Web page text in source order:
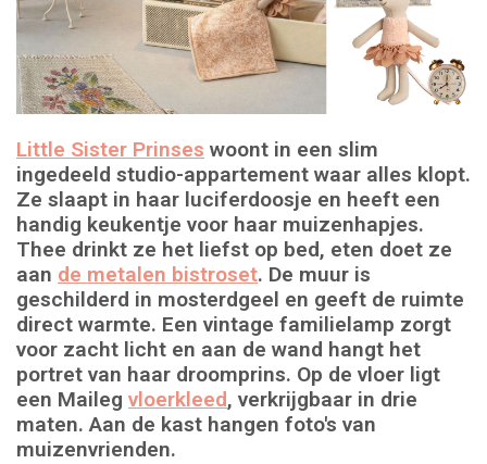
Little Sister Prinses woont in een slim
ingedeeld studio-appartement waar alles klopt.
Ze slaapt in haar luciferdoosje en heeft een
handig keukentje voor haar muizenhapjes.
Thee drinkt ze het liefst op bed, eten doet ze
aan de metalen bistroset. De muur is
geschilderd in mosterdgeel en geeft de ruimte
direct warmte. Een vintage familielamp zorgt
voor zacht licht en aan de wand hangt het
portret van haar droomprins. Op de vloer ligt
een Maileg vloerkleed, verkrijgbaar in drie
maten. Aan de kast hangen foto's van
muizenvrienden.